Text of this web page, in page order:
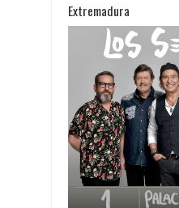
Extremadura